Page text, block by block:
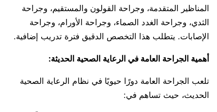
المناظير المتقدمة، وجراحة القولون والمستقيم، وجراحة
الثدي، وجراحة الغدد الصماء، وجراحة الأورام، وجراحة
الإصابات. يتطلب هذا التخصص الدقيق فترة تدريب إضافية.
أهمية الجراحة العامة في الرعاية الصحية الحديثة:
تلعب الجراحة العامة دورًا حيويًا في نظام الرعاية الصحية
الحديث، حيث تساهم في: